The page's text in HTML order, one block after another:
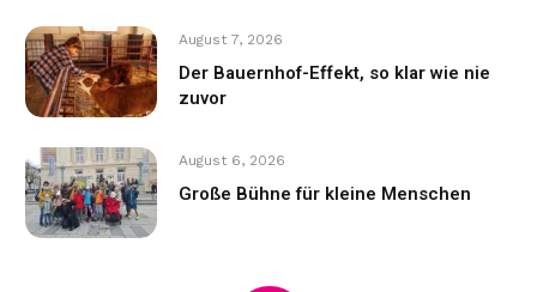
August 7, 2026
Der Bauernhof-Effekt, so klar wie nie
zuvor
August 6, 2026
Große Bühne für kleine Menschen